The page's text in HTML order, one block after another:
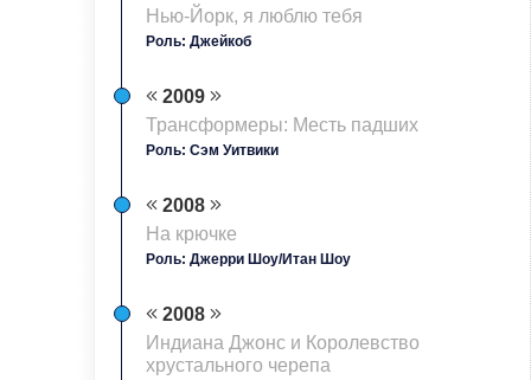
Нью-Йорк, я люблю тебя
Роль: Джейкоб
2009
Трансформеры: Месть падших
Роль: Сэм Уитвики
2008
На крючке
Роль: Джерри Шоу/Итан Шоу
2008
Индиана Джонс и Королевство
хрустального черепа